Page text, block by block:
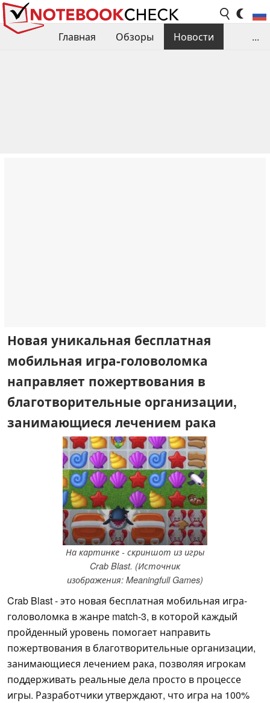
Главная Обзоры
Новости
...
Новая уникальная бесплатная
мобильная игра-головоломка
направляет пожертвования в
благотворительные организации,
занимающиеся лечением рака
На картинке - скриншот из игры
Crab Blast. (Источник
изображения: Meaningfull Games)
Crab Blast - это новая бесплатная мобильная игра-
головоломка в жанре match-3, в которой каждый
пройденный уровень помогает направить
пожертвования в благотворительные организации,
занимающиеся лечением рака, позволяя игрокам
поддерживать реальные дела просто в процессе
игры. Разработчики утверждают, что игра на 100%